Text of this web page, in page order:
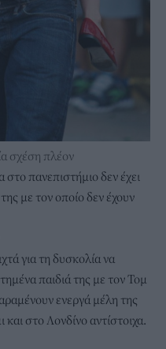
σχέση πλέον
στο πανεπιστήμιο δεν έχει
με τον οποίο δεν έχουν
για τη δυσκολία να
παιδιά της με τον Τομ
ενεργά μέλη της
και στο Λονδίνο αντίστοιχα.